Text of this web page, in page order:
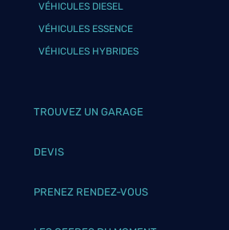
VÉHICULES DIESEL
VÉHICULES ESSENCE
VÉHICULES HYBRIDES
TROUVEZ UN GARAGE
DEVIS
PRENEZ RENDEZ-VOUS